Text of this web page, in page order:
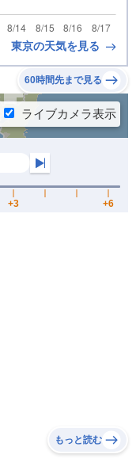
東京の天気を見る
60時間先まで見る
もっと読む